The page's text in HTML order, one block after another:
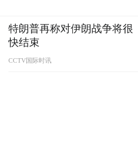
特朗普再称对伊朗战争将很
快结束
CCTV国际时讯